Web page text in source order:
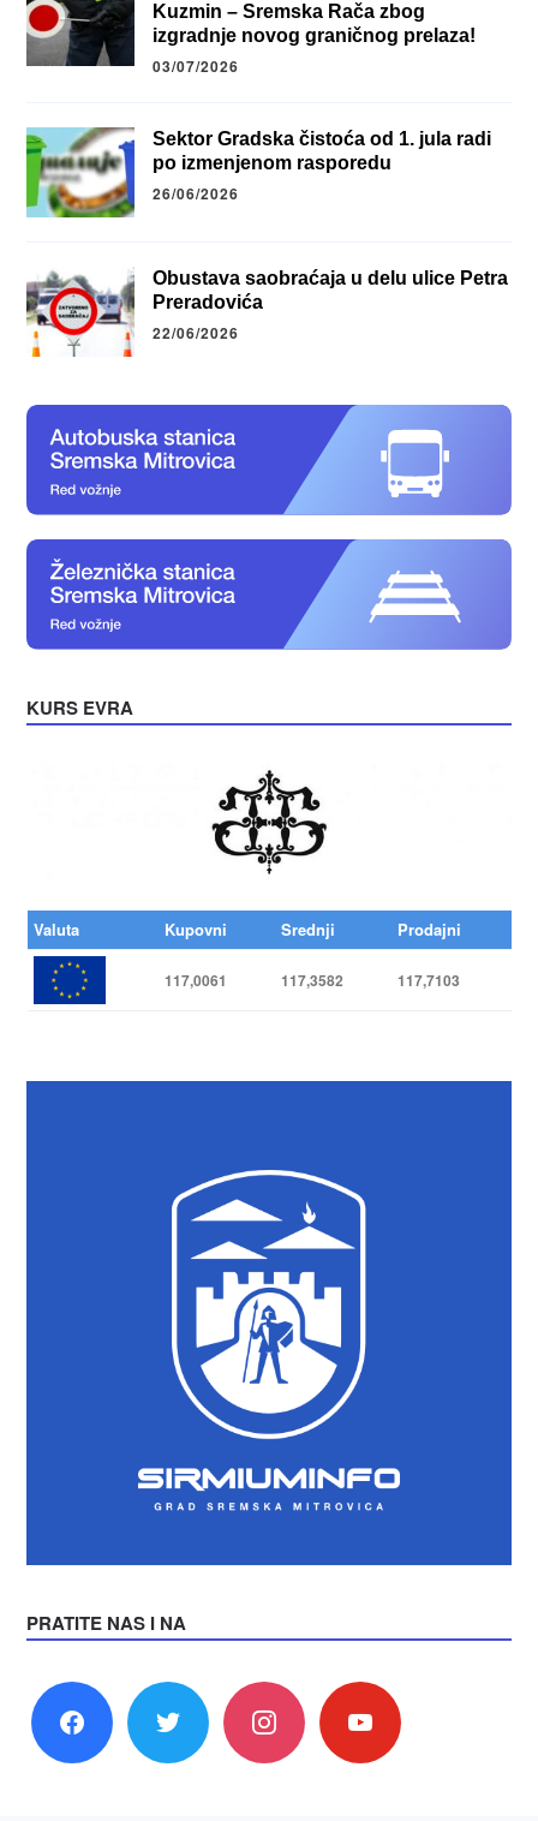
Kuzmin – Sremska Rača zbog
izgradnje novog graničnog prelaza!
03/07/2026
Sektor Gradska čistoća od 1. jula radi
po izmenjenom rasporedu
26/06/2026
Obustava saobraćaja u delu ulice Petra
Preradovića
22/06/2026
KURS EVRA
Valuta Kupovni Srednji Prodajni
117,0061 117,3582 117,7103
PRATITE NAS I NA
facebook twitter instagram youtube